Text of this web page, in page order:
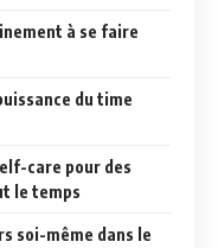
à se faire
du time
care pour des
le temps
soi-même dans le